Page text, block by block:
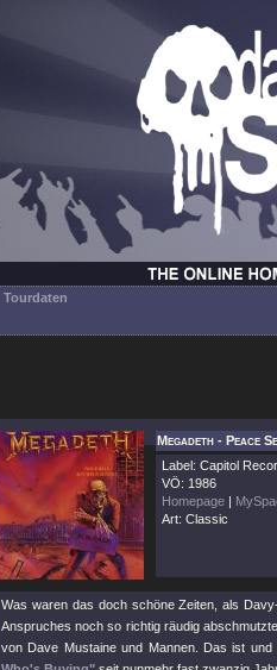
Tourdaten
Megadeth - Peace
Label: Capitol
VÖ: 1986
Homepage |
Art: Classic
Was waren das doch schöne Zeiten, als
Anspruches noch so richtig räudig
von Dave Mustaine und Mannen. Das ist